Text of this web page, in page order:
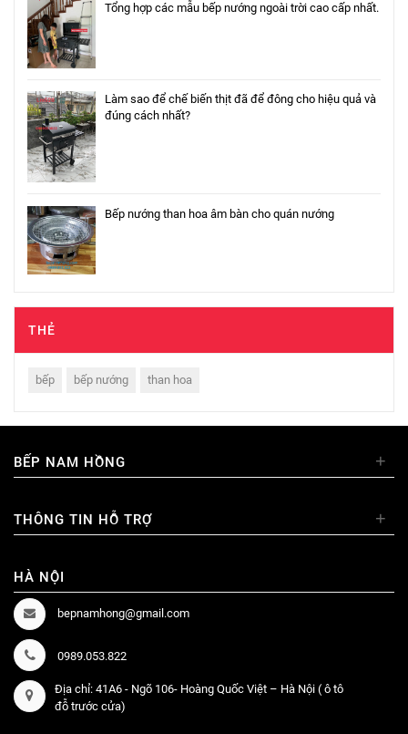
Tổng hợp các mẫu bếp nướng ngoài trời cao cấp nhất.
Làm sao để chế biến thịt đã để đông cho hiệu quả và
đúng cách nhất?
Bếp nướng than hoa âm bàn cho quán nướng
THẺ
bếp bếp nướng than hoa
BẾP NAM HỒNG +
THÔNG TIN HỖ TRỢ +
HÀ NỘI
bepnamhong@gmail.com
0989.053.822
Địa chỉ: 41A6 - Ngõ 106- Hoàng Quốc Việt – Hà Nội ( ô tô
đỗ trước cửa)